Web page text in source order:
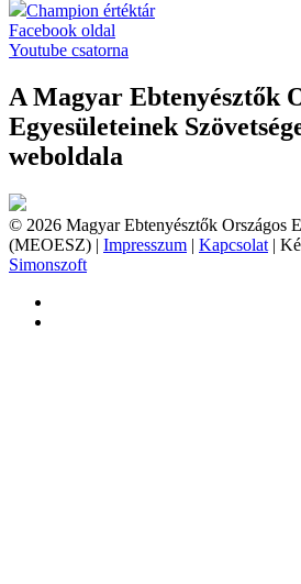
Champion értéktár
Facebook oldal
Youtube csatorna
A Magyar Ebtenyésztők
Egyesületeinek
weboldala
© 2026 Magyar Ebtenyésztők Országos
(MEOESZ) | Impresszum | Kapcsolat |
Simonszoft